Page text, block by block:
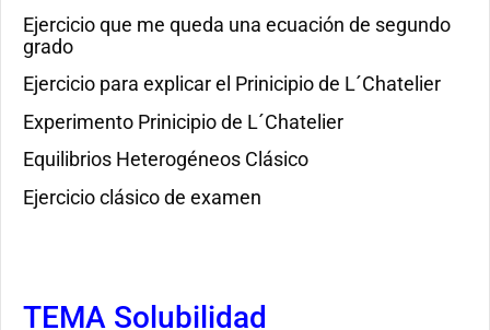
Ejercicio que me queda una ecuación de segundo
grado
Ejercicio para explicar el Prinicipio de L´Chatelier
Experimento Prinicipio de L´Chatelier
Equilibrios Heterogéneos Clásico
Ejercicio clásico de examen
TEMA Solubilidad